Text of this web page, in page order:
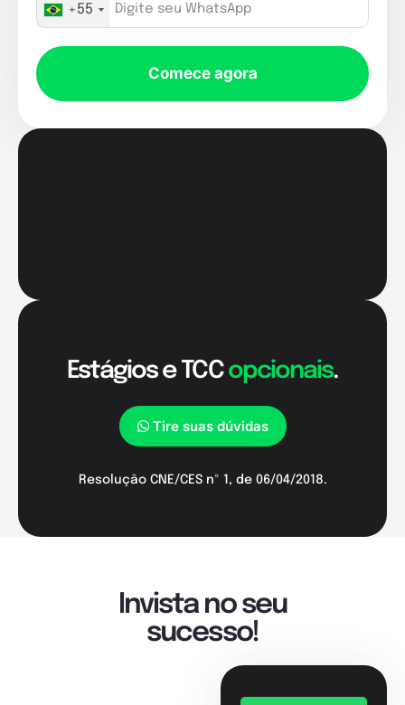
+55
Comece agora
Estágios e TCCopcionais.
Tire suas dúvidas
Resolução CNE/CES nº 1, de 06/04/2018.
Invista no seu
sucesso!